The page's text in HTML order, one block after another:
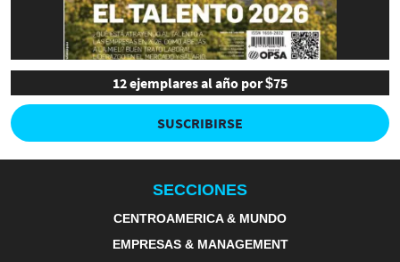
12 ejemplares al año por $75
SUSCRIBIRSE
SECCIONES
CENTROAMERICA & MUNDO
EMPRESAS & MANAGEMENT